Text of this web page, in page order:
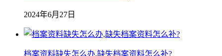
2024年6月27日
档案资料缺失怎么办,缺失档案资料怎么补?